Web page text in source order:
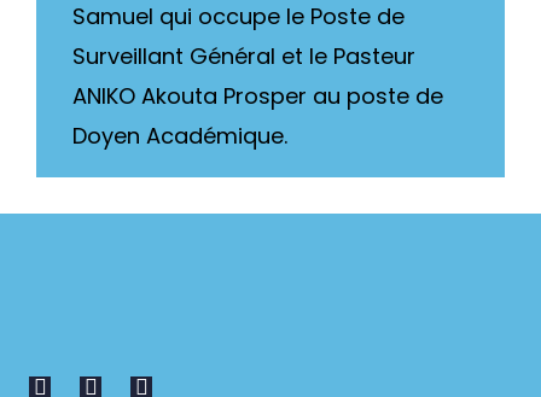
Samuel qui occupe le Poste de
Surveillant Général et le Pasteur
ANIKO Akouta Prosper au poste de
Doyen Académique.